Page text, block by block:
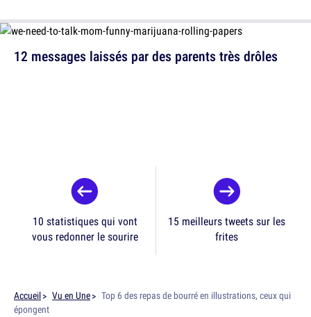
12 messages laissés par des parents très drôles
10 statistiques qui vont
vous redonner le sourire
15 meilleurs tweets sur les
frites
Accueil Vu en Une
Top 6 des repas de bourré en illustrations, ceux qui
épongent